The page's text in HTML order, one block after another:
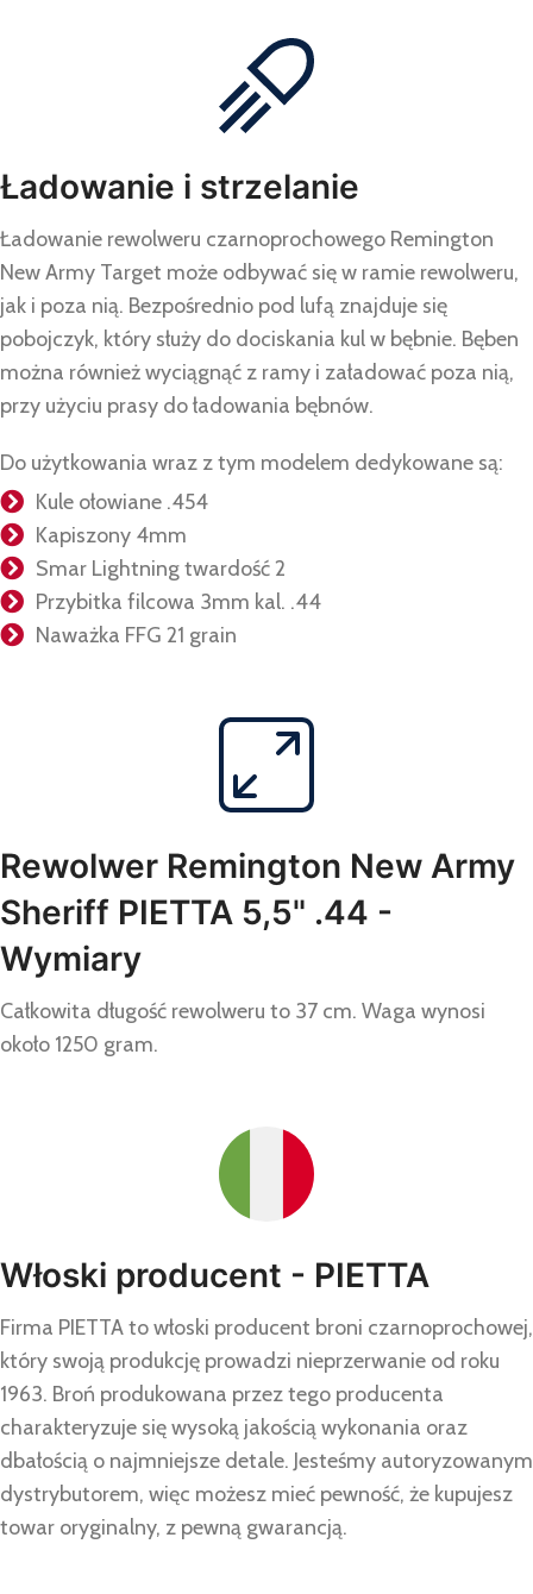
Ładowanie i strzelanie
Ładowanie rewolweru czarnoprochowego Remington
New Army Target może odbywać się w ramie rewolweru,
jak i poza nią. Bezpośrednio pod lufą znajduje się
pobojczyk, który służy do dociskania kul w bębnie. Bęben
można również wyciągnąć z ramy i załadować poza nią,
przy użyciu prasy do ładowania bębnów.
Do użytkowania wraz z tym modelem dedykowane są:
Kule ołowiane .454
Kapiszony 4mm
Smar Lightning twardość 2
Przybitka filcowa 3mm kal. .44
Naważka FFG 21 grain
Rewolwer Remington New Army
Sheriff PIETTA 5,5" .44 -
Wymiary
Całkowita długość rewolweru to 37 cm. Waga wynosi
około 1250 gram.
Włoski producent - PIETTA
Firma PIETTA to włoski producent broni czarnoprochowej,
który swoją produkcję prowadzi nieprzerwanie od roku
1963. Broń produkowana przez tego producenta
charakteryzuje się wysoką jakością wykonania oraz
dbałością o najmniejsze detale. Jesteśmy autoryzowanym
dystrybutorem, więc możesz mieć pewność, że kupujesz
towar oryginalny, z pewną gwarancją.